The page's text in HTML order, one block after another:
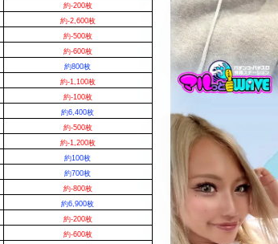
約-200枚
約-2,600枚
約-500枚
約-600枚
約800枚
約-1,100枚
約-100枚
約6,400枚
約-500枚
約-1,200枚
約100枚
約700枚
約-800枚
約6,900枚
約-200枚
約-600枚